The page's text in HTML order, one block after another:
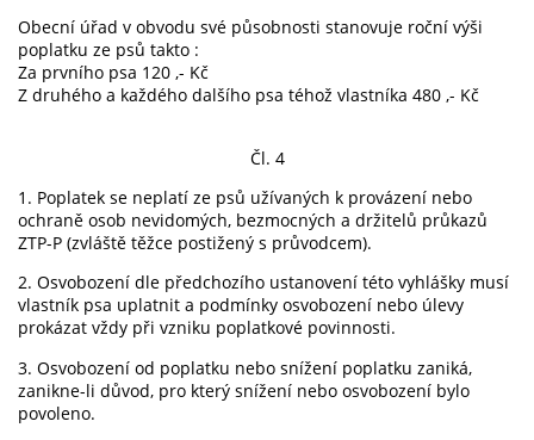
Obecní úřad v obvodu své působnosti stanovuje roční výši
poplatku ze psů takto :
Za prvního psa 120 ,- Kč
Z druhého a každého dalšího psa téhož vlastníka 480 ,- Kč
Čl. 4
1. Poplatek se neplatí ze psů užívaných k provázení nebo
ochraně osob nevidomých, bezmocných a držitelů průkazů
ZTP-P (zvláště těžce postižený s průvodcem).
2. Osvobození dle předchozího ustanovení této vyhlášky musí
vlastník psa uplatnit a podmínky osvobození nebo úlevy
prokázat vždy při vzniku poplatkové povinnosti.
3. Osvobození od poplatku nebo snížení poplatku zaniká,
zanikne-li důvod, pro který snížení nebo osvobození bylo
povoleno.